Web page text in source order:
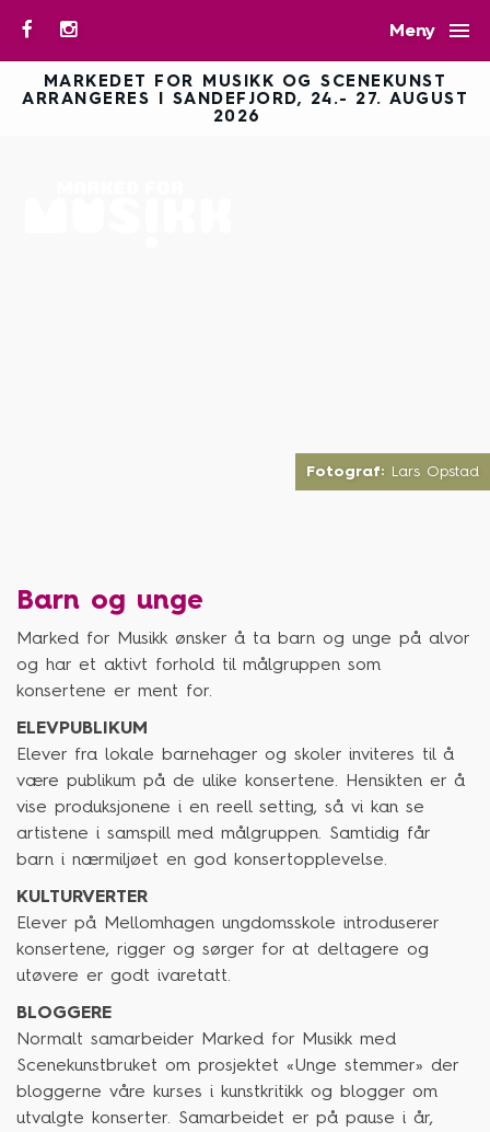
Meny 
MARKEDET FOR MUSIKK OG SCENEKUNST
ARRANGERES I SANDEFJORD, 24.- 27. AUGUST
2026
Fotograf: Lars Opstad
Barn og unge
Marked for Musikk ønsker å ta barn og unge på alvor
og har et aktivt forhold til målgruppen som
konsertene er ment for.
ELEVPUBLIKUM
Elever fra lokale barnehager og skoler inviteres til å
være publikum på de ulike konsertene. Hensikten er å
vise produksjonene i en reell setting, så vi kan se
artistene i samspill med målgruppen. Samtidig får
barn i nærmiljøet en god konsertopplevelse.
KULTURVERTER
Elever på Mellomhagen ungdomsskole introduserer
konsertene, rigger og sørger for at deltagere og
utøvere er godt ivaretatt.
BLOGGERE
Normalt samarbeider Marked for Musikk med
Scenekunstbruket om prosjektet «Unge stemmer» der
bloggerne våre kurses i kunstkritikk og blogger om
utvalgte konserter. Samarbeidet er på pause i år,